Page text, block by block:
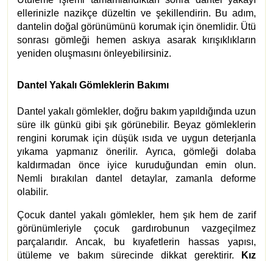
ellerinizle nazikçe düzeltin ve şekillendirin. Bu adım,
dantelin doğal görünümünü korumak için önemlidir. Ütü
sonrası gömleği hemen askıya asarak kırışıklıkların
yeniden oluşmasını önleyebilirsiniz.
Dantel Yakalı Gömleklerin Bakımı
Dantel yakalı gömlekler, doğru bakım yapıldığında uzun
süre ilk günkü gibi şık görünebilir. Beyaz gömleklerin
rengini korumak için düşük ısıda ve uygun deterjanla
yıkama yapmanız önerilir. Ayrıca, gömleği dolaba
kaldırmadan önce iyice kuruduğundan emin olun.
Nemli bırakılan dantel detaylar, zamanla deforme
olabilir.
Çocuk dantel yakalı gömlekler, hem şık hem de zarif
görünümleriyle çocuk gardırobunun vazgeçilmez
parçalarıdır. Ancak, bu kıyafetlerin hassas yapısı,
ütüleme ve bakım sürecinde dikkat gerektirir.
Kız